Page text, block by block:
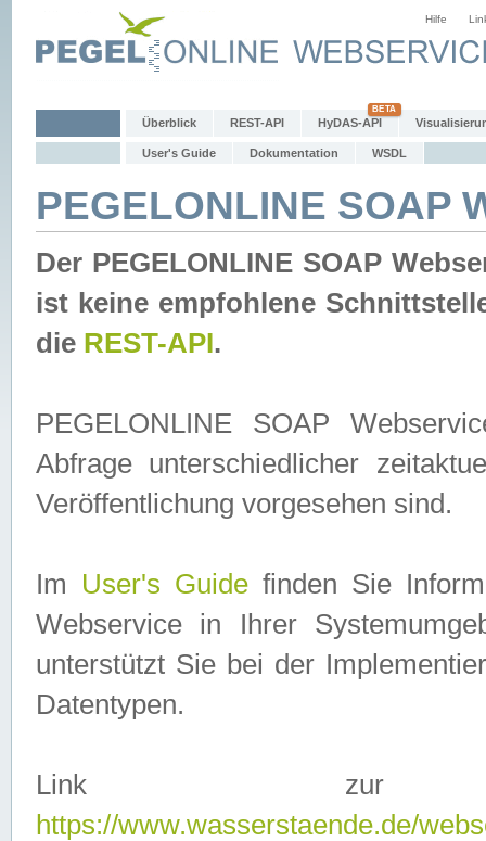
Hilfe
Überblick REST-API HyDAS-API
User's Guide Dokumentation WSDL
PEGELONLINE SOAP
Der PEGELONLINE SOAP
ist keine empfohlene
die REST-API.
PEGELONLINE SOAP
Abfrage unterschiedlicher
Veröffentlichung vorgesehen sind.
Im User's Guidefinden Sie
Webservice in Ihrer
unterstützt Sie bei der
Datentypen.
Link zur
https://www.wasserstaende.de/